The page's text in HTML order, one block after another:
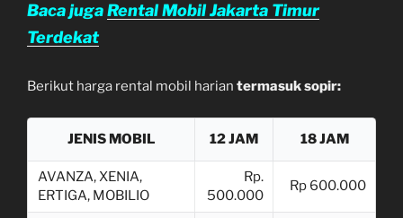
Baca jugaRental Mobil Jakarta Timur
Terdekat
Berikut harga rental mobil harian termasuk sopir:
JENIS MOBIL 12 JAM 18 JAM
AVANZA, XENIA,
ERTIGA, MOBILIO
Rp.
500.000
Rp 600.000